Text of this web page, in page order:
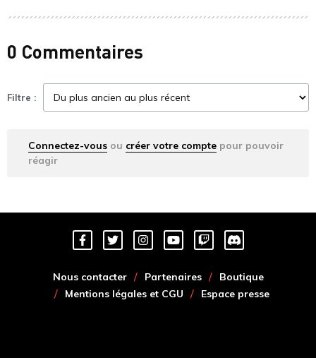
0 Commentaires
Filtre :
Connectez-vous ou créer votre compte pour pouvoir
réagir
Nous contacter Partenaires
Boutique
Mentions légales et CGU
Espace presse